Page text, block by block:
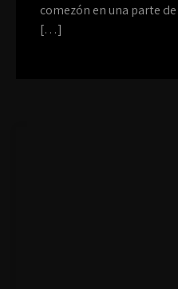
comezón en una parte
[…]